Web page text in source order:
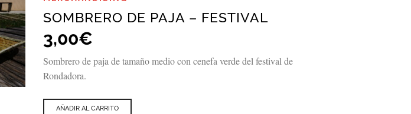
SOMBRERO DE PAJA – FESTIVAL
3,00€
Sombrero de paja de tamaño medio con cenefa verde del festival de
Rondadora.
AÑADIR AL CARRITO